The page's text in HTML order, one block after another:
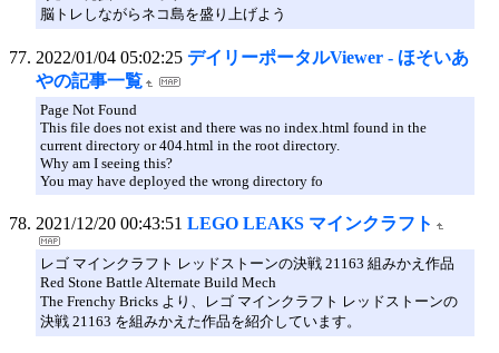
脳トレしながらネコ島を盛り上げよう
2022/01/04 05:02:25 デイリーポータルViewer - ほそいあ
やの記事一覧
Page Not Found
This file does not exist and there was no index.html found in the
current directory or 404.html in the root directory.
Why am I seeing this?
You may have deployed the wrong directory fo
2021/12/20 00:43:51 LEGO LEAKS マインクラフト
レゴ マインクラフト レッドストーンの決戦 21163 組みかえ作品
Red Stone Battle Alternate Build Mech
The Frenchy Bricks より、レゴ マインクラフト レッドストーンの
決戦 21163 を組みかえた作品を紹介しています。